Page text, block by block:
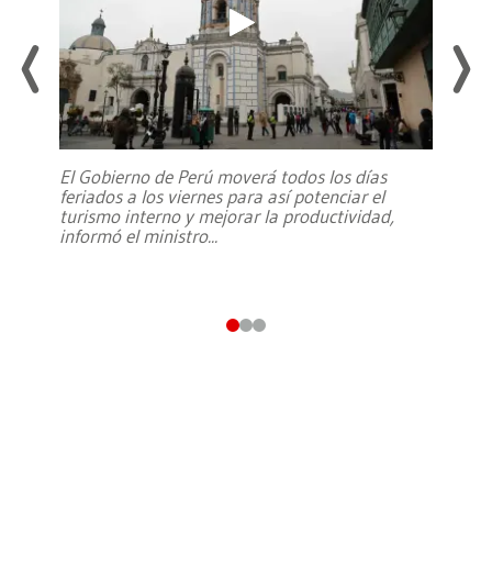
El Gobierno de Perú moverá todos los días
feriados a los viernes para así potenciar el
turismo interno y mejorar la productividad,
informó el ministro...